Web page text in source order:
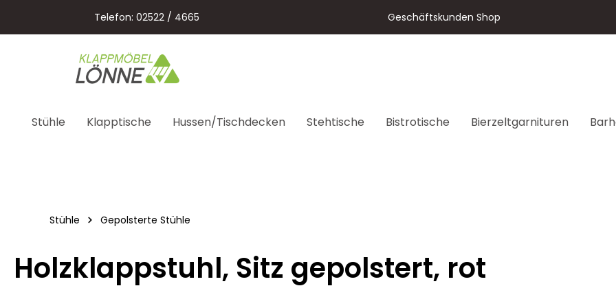
Zur Hauptnavigation springen
Telefon: 02522 / 4665 Geschäftskunden Shop
Stühle Klapptische Hussen/Tischdecken Stehtische Bistrotische Bierzeltgarnituren
Stühle Gepolsterte Stühle
Holzklappstuhl, Sitz gepolstert, rot